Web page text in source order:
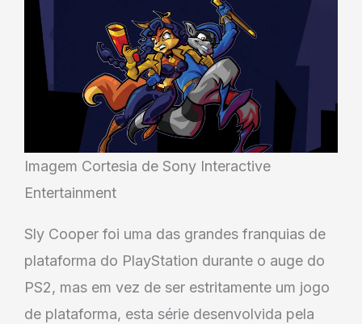
Imagem Cortesia de Sony Interactive
Entertainment
Sly Cooper foi uma das grandes franquias de
plataforma do PlayStation durante o auge do
PS2, mas em vez de ser estritamente um jogo
de plataforma, esta série desenvolvida pela